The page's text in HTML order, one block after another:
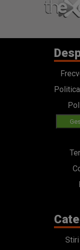
Stiri